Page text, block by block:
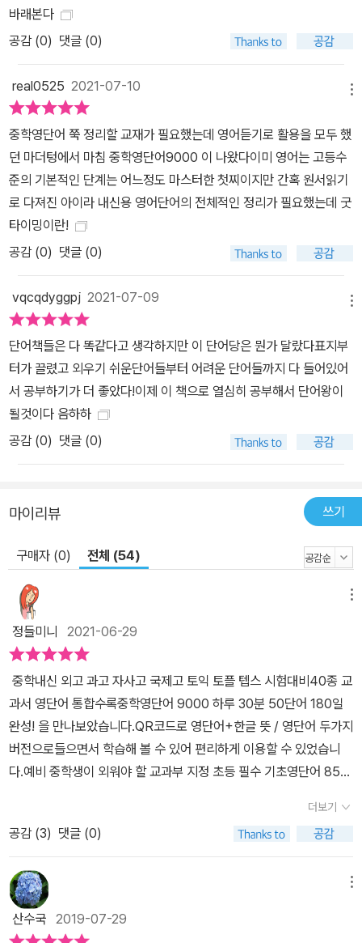
바래본다
공감 (0) 댓글 (0)
real0525 2021-07-10
중학영단어 쭉 정리할 교재가 필요했는데 영어듣기로 활용을 모두 했
던 마더텅에서 마침 중학영단어9000 이 나왔다이미 영어는 고등수
준의 기본적인 단계는 어느정도 마스터한 첫찌이지만 간혹 원서읽기
로 다져진 아이라 내신용 영어단어의 전체적인 정리가 필요했는데 굿
타이밍이란!
공감 (0) 댓글 (0)
vqcqdyggpj 2021-07-09
단어책들은 다 똑같다고 생각하지만 이 단어당은 뭔가 달랐다표지부
터가 끌렸고 외우기 쉬운단어들부터 어려운 단어들까지 다 들어있어
서 공부하기가 더 좋았다!이제 이 책으로 열심히 공부해서 단어왕이
될것이다 음하하
공감 (0) 댓글 (0)
마이리뷰 쓰기
구매자 (0) 전체 (54)
정들미니 2021-06-29
중학내신 외고 과고 자사고 국제고 토익 토플 텝스 시험대비40종 교
과서 영단어 통합수록중학영단어 9000 하루 30분 50단어 180일
완성! 을 만나보았습니다.​​QR코드로 영단어+한글 뜻 / 영단어 두가지
버전으로들으면서 학습해 볼 수 있어 편리하게 이용할 수 있었습니
다.예비 중학생이 외워야 할 교과부 지정 초등 필수 기초영단어 854
고 한글 뜻이 빨간색으로 되어구분되어 있어서 가리면서 학습으로 활
용할 수 있어서 좋았습니다.​초급 중급 고급으로 구분되어 있으며 먼
저 초급부터 시작해 보았습니다.초급암기진도표를 보면서 계획을 잡
고 반복해서 학습해 보며체크해 볼 수 있도록 마련되어 있습니다.​​CH
APTER 1 명사 부분입니다. 1405개의 명사를 외워볼 수 있고경제
과학 의학 교통 문화 등 분야별로 정리 되어 있어서 암기하는데 좀 수
더보기
공감 (3) 댓글 (0)
산수국 2019-07-29